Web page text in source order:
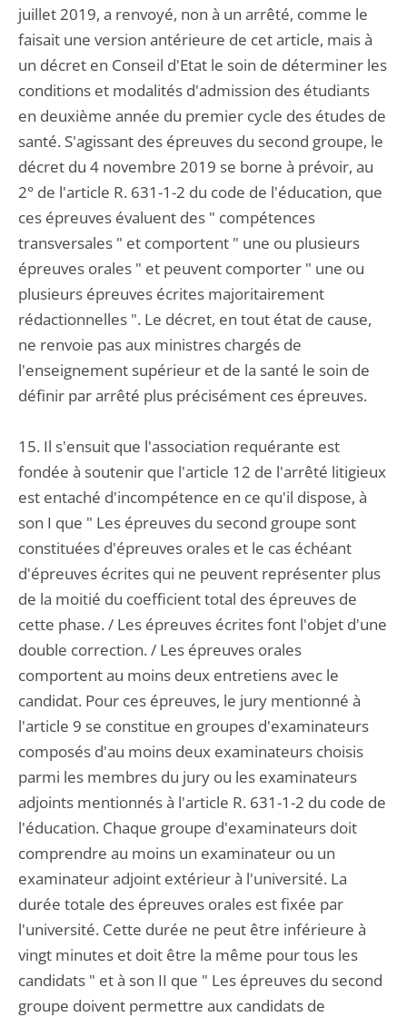
juillet 2019, a renvoyé, non à un arrêté, comme le
faisait une version antérieure de cet article, mais à
un décret en Conseil d'Etat le soin de déterminer les
conditions et modalités d'admission des étudiants
en deuxième année du premier cycle des études de
santé. S'agissant des épreuves du second groupe, le
décret du 4 novembre 2019 se borne à prévoir, au
2° de l'article R. 631-1-2 du code de l'éducation, que
ces épreuves évaluent des " compétences
transversales " et comportent " une ou plusieurs
épreuves orales " et peuvent comporter " une ou
plusieurs épreuves écrites majoritairement
rédactionnelles ". Le décret, en tout état de cause,
ne renvoie pas aux ministres chargés de
l'enseignement supérieur et de la santé le soin de
définir par arrêté plus précisément ces épreuves.
15. Il s'ensuit que l'association requérante est
fondée à soutenir que l'article 12 de l'arrêté litigieux
est entaché d'incompétence en ce qu'il dispose, à
son I que " Les épreuves du second groupe sont
constituées d'épreuves orales et le cas échéant
d'épreuves écrites qui ne peuvent représenter plus
de la moitié du coefficient total des épreuves de
cette phase. / Les épreuves écrites font l'objet d'une
double correction. / Les épreuves orales
comportent au moins deux entretiens avec le
candidat. Pour ces épreuves, le jury mentionné à
l'article 9 se constitue en groupes d'examinateurs
composés d'au moins deux examinateurs choisis
parmi les membres du jury ou les examinateurs
adjoints mentionnés à l'article R. 631-1-2 du code de
l'éducation. Chaque groupe d'examinateurs doit
comprendre au moins un examinateur ou un
examinateur adjoint extérieur à l'université. La
durée totale des épreuves orales est fixée par
l'université. Cette durée ne peut être inférieure à
vingt minutes et doit être la même pour tous les
candidats " et à son II que " Les épreuves du second
groupe doivent permettre aux candidats de